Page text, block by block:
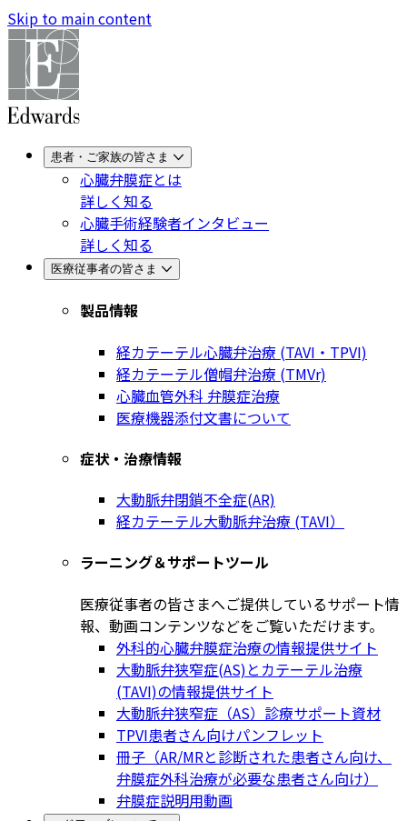
Skip to main content
患者・ご家族の皆さま
心臓弁膜症とは
詳しく知る
心臓手術経験者インタビュー
詳しく知る
医療従事者の皆さま
製品情報
経カテーテル心臓弁治療 (TAVI・TPVI)
経カテーテル僧帽弁治療 (TMVr)
心臓血管外科 弁膜症治療
医療機器添付文書について
症状・治療情報
大動脈弁閉鎖不全症(AR)
経カテーテル大動脈弁治療 (TAVI）
ラーニング＆サポートツール
医療従事者の皆さまへご提供しているサポート情
報、動画コンテンツなどをご覧いただけます。
外科的心臓弁膜症治療の情報提供サイト
大動脈弁狭窄症(AS)とカテーテル治療
(TAVI)の情報提供サイト
大動脈弁狭窄症（AS）診療サポート資材
TPVI患者さん向けパンフレット
冊子（AR/MRと診断された患者さん向け、
弁膜症外科治療が必要な患者さん向け）
弁膜症説明用動画